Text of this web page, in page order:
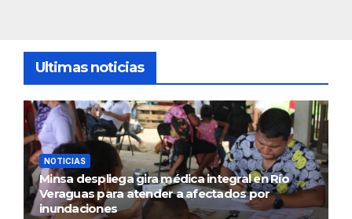
Ultimas noticias
NOTICIAS
Minsa despliega gira médica integral en Río
Veraguas para atender a afectados por
inundaciones